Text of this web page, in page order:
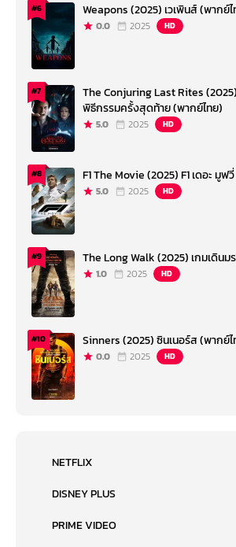
#6 Weapons (2025) เวเพินส์ (พากย์
0.0 2025 HD
#7
The Conjuring Last Rites
พิธีกรรมครั้งสุดท้าย (พากย์ไทย)
5.0 2025 HD
#8 F1 The Movie (2025) F1 เดอะ มูฟ
5.0 2025 HD
#9 The Long Walk (2025) เกมเดิน
1.0 2025 HD
#10 Sinners (2025) ซินเนอร์ส (พากย์ไ
0.0 2025 HD
NETFLIX
DISNEY PLUS
PRIME VIDEO